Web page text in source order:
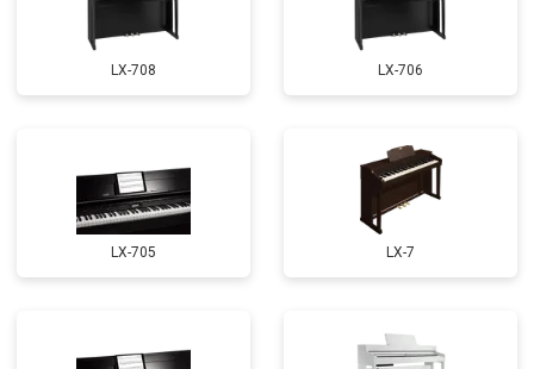
LX-708 LX-706
LX-705 LX-7